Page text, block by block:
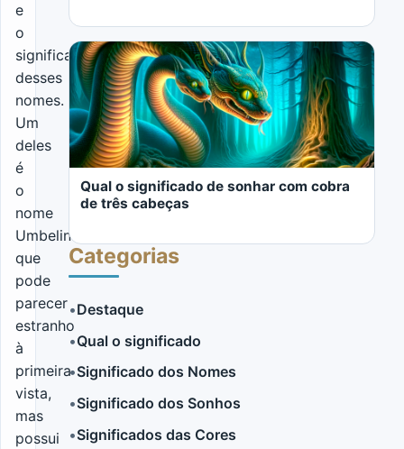
e
o
significado
desses
nomes.
Um
deles
é
o
nome
Umbelina,
que
pode
parecer
estranho
à
primeira
vista,
mas
possui
LER MAIS
Qual o significado de sonhar com cobra
de três cabeças
LER MAIS
Categorias
•Destaque
•Qual o significado
•Significado dos Nomes
•Significado dos Sonhos
•Significados das Cores